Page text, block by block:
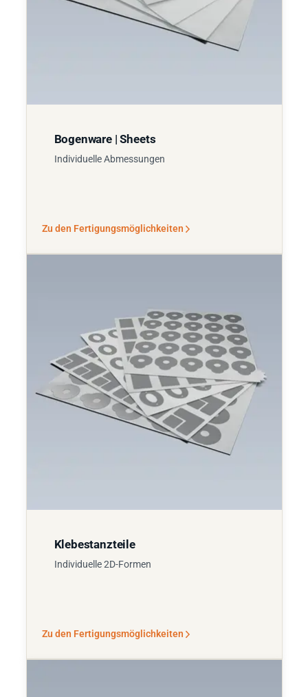
Bogenware | Sheets
Individuelle Abmessungen
Zu den Fertigungsmöglichkeiten
Klebestanzteile
Individuelle 2D-Formen
Zu den Fertigungsmöglichkeiten